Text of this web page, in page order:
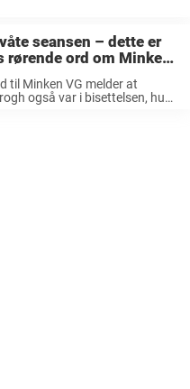
seansen – dette er
rørende ord om Minken
til Minken VG melder at
også var i bisettelsen, hun